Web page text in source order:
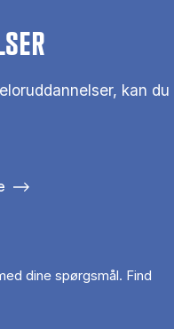
kan du
dine spørgsmål. Find